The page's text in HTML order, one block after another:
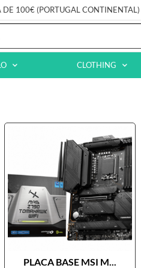
DE 100€ (PORTUGAL CONTINENTAL)
CLOTHING
PLACA BASE MSI M...